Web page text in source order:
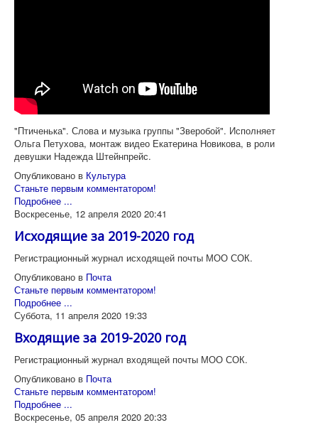
"Птиченька". Слова и музыка группы "Зверобой". Исполняет
Ольга Петухова, монтаж видео Екатерина Новикова, в роли
девушки Надежда Штейнпрейс.
Опубликовано в Культура
Станьте первым комментатором!
Подробнее ...
Воскресенье, 12 апреля 2020 20:41
Исходящие за 2019-2020 год
Регистрационный журнал исходящей почты МОО СОК.
Опубликовано в Почта
Станьте первым комментатором!
Подробнее ...
Суббота, 11 апреля 2020 19:33
Входящие за 2019-2020 год
Регистрационный журнал входящей почты МОО СОК.
Опубликовано в Почта
Станьте первым комментатором!
Подробнее ...
Воскресенье, 05 апреля 2020 20:33